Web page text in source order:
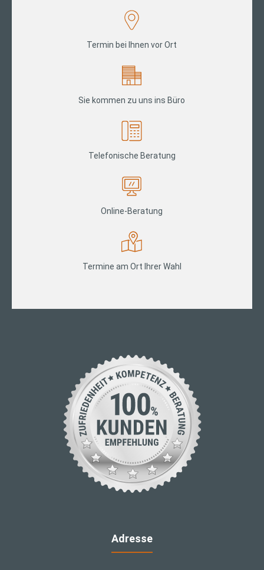
Termin bei Ihnen vor Ort
Sie kommen zu uns ins Büro
Telefonische Beratung
Online-Beratung
Termine am Ort Ihrer Wahl
Adresse